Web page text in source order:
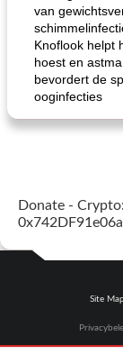
van
Knoflook helpt
hoest en
bevordert de
ooginfecties
Donate - Crypto:
Site